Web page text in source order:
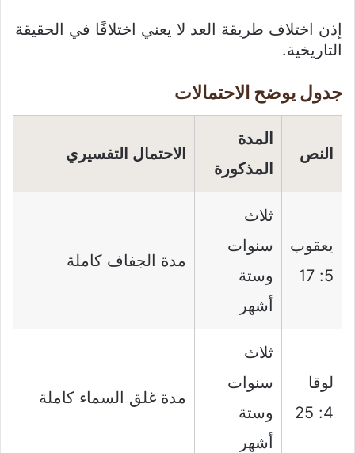
إذن اختلاف طريقة العد لا يعني اختلافًا في الحقيقة
التاريخية.
جدول يوضح الاحتمالات
النص
المدة
المذكورة
الاحتمال التفسيري
يعقوب
5: 17
ثلاث
سنوات
وستة
أشهر
مدة الجفاف كاملة
لوقا
4: 25
ثلاث
سنوات
وستة
أشهر
مدة غلق السماء كاملة